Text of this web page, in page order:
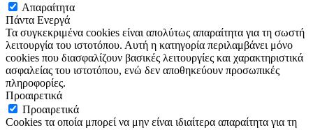
Απαραίτητα
Πάντα Ενεργά
Τα συγκεκριμένα cookies είναι απολύτως απαραίτητα για τη σωστή
λειτουργία του ιστοτόπου. Αυτή η κατηγορία περιλαμβάνει μόνο
cookies που διασφαλίζουν βασικές λειτουργίες και χαρακτηριστικά
ασφαλείας του ιστοτόπου, ενώ δεν αποθηκεύουν προσωπικές
πληροφορίες.
Προαιρετικά
Προαιρετικά
Cookies τα οποία μπορεί να μην είναι ιδιαίτερα απαραίτητα για τη